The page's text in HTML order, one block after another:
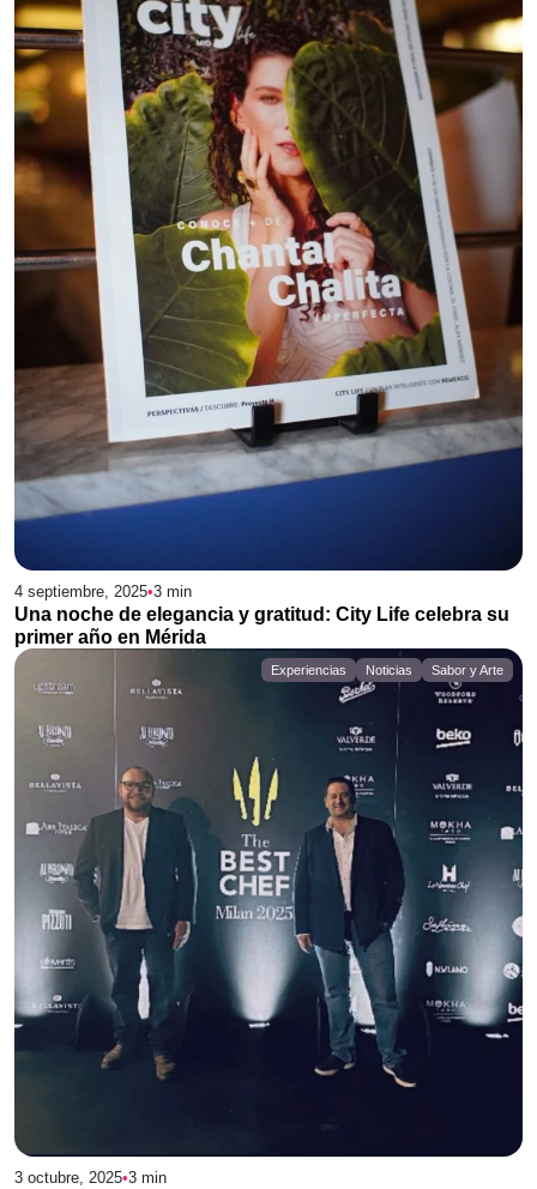
4 septiembre, 2025•3 min
Una noche de elegancia y gratitud: City Life celebra su
primer año en Mérida
Experiencias Noticias Sabor y Arte
3 octubre, 2025•3 min